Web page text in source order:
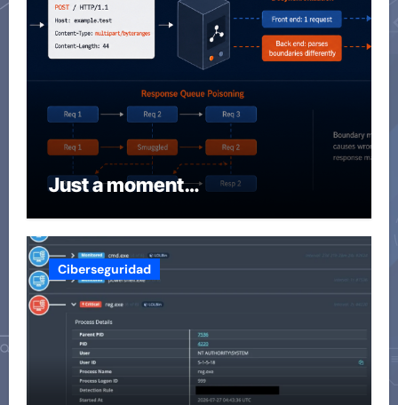
Just a moment…
Ciberseguridad